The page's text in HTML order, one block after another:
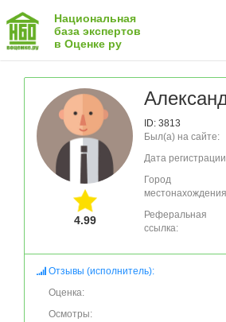
Национальная
база экспертов
в Оценке ру
4.99
ID: 3813
Был(а) на сайте:
Дата
Город
Реферальная
ссылка:
Отзывы (исполнитель):
Оценка:
Осмотры: